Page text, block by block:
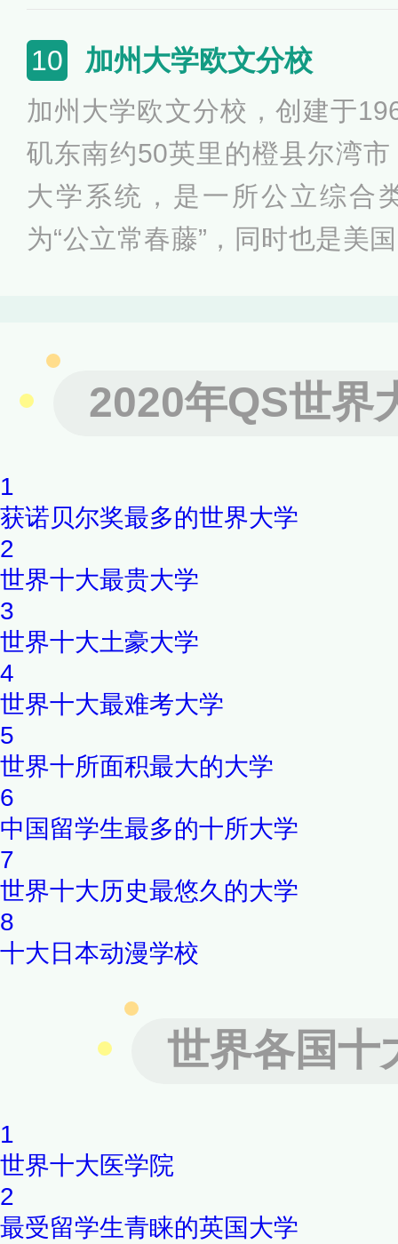
业，通过全人教育，情绪教
育，培养社会需求的合格人才
力的人才，培养具有国际竞
主，福利社会做出贡献。
10 加州大学欧文分校
加州大学欧文分校，创建于
矶东南约50英里的橙县尔湾
大学系统，是一所公立综合
为“公立常春藤”，同时也是美
3，有机化学也能占据全美前
计算机科学、物理专业、医药
2020年QS世界
1
获诺贝尔奖最多的世界大学
2
世界十大最贵大学
3
世界十大土豪大学
4
世界十大最难考大学
5
世界十所面积最大的大学
6
中国留学生最多的十所大学
7
世界十大历史最悠久的大学
8
十大日本动漫学校
世界各国十
1
世界十大医学院
2
最受留学生青睐的英国大学